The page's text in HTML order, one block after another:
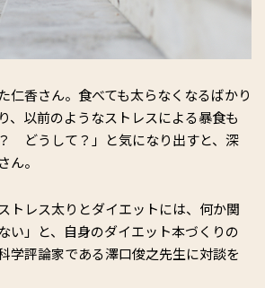
仁香さん。食べても太らなくなるばかり
、以前のようなストレスによる暴食も
どうして？」と気になり出すと、深
ん。
トレス太りとダイエットには、何か関
い」と、自身のダイエット本づくりの
学評論家である澤口俊之先生に対談を